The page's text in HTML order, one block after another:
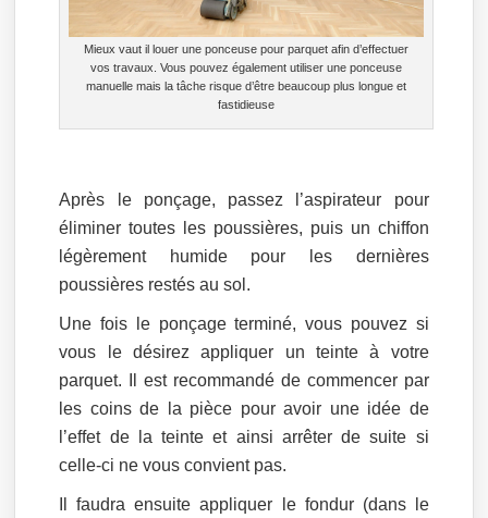
Mieux vaut il louer une ponceuse pour parquet afin d’effectuer
vos travaux. Vous pouvez également utiliser une ponceuse
manuelle mais la tâche risque d’être beaucoup plus longue et
fastidieuse
Après le ponçage, passez l’aspirateur pour
éliminer toutes les poussières, puis un chiffon
légèrement humide pour les dernières
poussières restés au sol.
Une fois le ponçage terminé, vous pouvez si
vous le désirez appliquer un teinte à votre
parquet. Il est recommandé de commencer par
les coins de la pièce pour avoir une idée de
l’effet de la teinte et ainsi arrêter de suite si
celle-ci ne vous convient pas.
Il faudra ensuite appliquer le fondur (dans le